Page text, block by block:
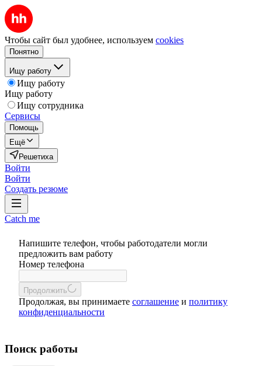
Чтобы сайт был удобнее, используем cookies
Понятно
Ищу работу
Ищу работу
Ищу работу
Ищу сотрудника
Сервисы
Помощь
Ещё
Решетиха
Войти
Войти
Создать резюме
Catch me
Напишите телефон, чтобы работодатели могли
предложить вам работу
Номер телефона
Продолжить
Продолжая, вы принимаете соглашение и политику
конфиденциальности
Поиск работы